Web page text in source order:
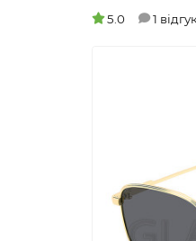
5.0 1 відгук